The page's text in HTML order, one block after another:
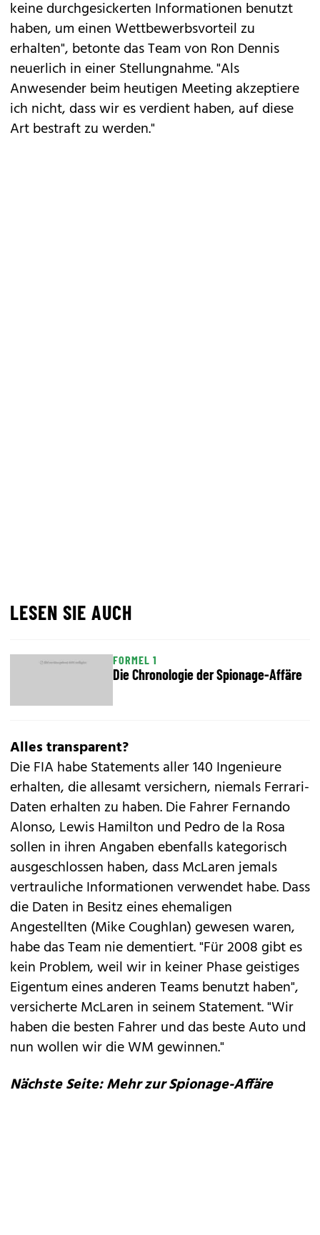
keine durchgesickerten Informationen benutzt
haben, um einen Wettbewerbsvorteil zu
erhalten", betonte das Team von Ron Dennis
neuerlich in einer Stellungnahme. "Als
Anwesender beim heutigen Meeting akzeptiere
ich nicht, dass wir es verdient haben, auf diese
Art bestraft zu werden."
LESEN SIE AUCH
FORMEL 1
Die Chronologie der Spionage-Affäre
Alles transparent?
Die FIA habe Statements aller 140 Ingenieure
erhalten, die allesamt versichern, niemals Ferrari-
Daten erhalten zu haben. Die Fahrer Fernando
Alonso, Lewis Hamilton und Pedro de la Rosa
sollen in ihren Angaben ebenfalls kategorisch
ausgeschlossen haben, dass McLaren jemals
vertrauliche Informationen verwendet habe. Dass
die Daten in Besitz eines ehemaligen
Angestellten (Mike Coughlan) gewesen waren,
habe das Team nie dementiert. "Für 2008 gibt es
kein Problem, weil wir in keiner Phase geistiges
Eigentum eines anderen Teams benutzt haben",
versicherte McLaren in seinem Statement. "Wir
haben die besten Fahrer und das beste Auto und
nun wollen wir die WM gewinnen."
Nächste Seite: Mehr zur Spionage-Affäre